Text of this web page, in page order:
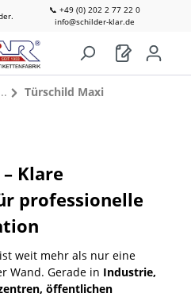
📞 +49 (0) 202 2 77 22 0
info@schilder-klar.de
Türschild Maxi
Klare
professionelle
ist weit mehr als nur eine
Wand. Gerade in Industrie,
öffentlichen